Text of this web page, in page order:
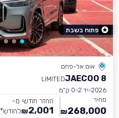
אום אל-פחם
JAECOO 8
LIMITED
2026 יד 2
0 ק״מ
מחיר
268,000
₪
החזר חודשי מ-
2,001
₪לחודש*
פתוח בשבת